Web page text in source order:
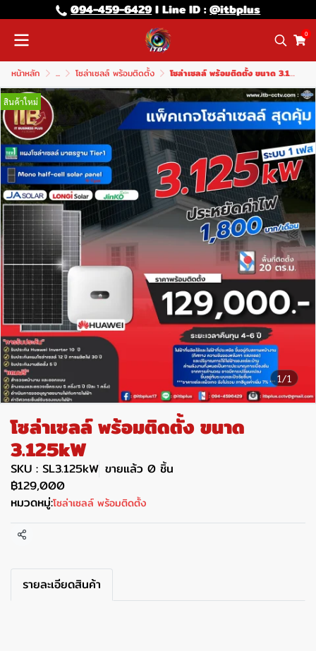
094-459-6429l Line lD :@itbplus
0
หน้าหลัก ... โซล่าเซลล์ พร้อมติดตั้ง โซล่าเซลล์ พร้อมติดตั้ง ขนาด 3.125kW
1/1
สินค้าใหม่
โซล่าเซลล์ พร้อมติดตั้ง ขนาด
3.125kW
SKU : SL3.125kW ขายแล้ว 0 ชิ้น
฿129,000
หมวดหมู่:โซล่าเซลล์ พร้อมติดตั้ง
แชร์
รายละเอียดสินค้า